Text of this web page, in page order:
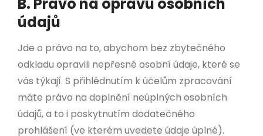
údajů
Jde o právo na to, abychom bez zbytečného
odkladu opravili nepřesné osobní údaje, které se
vás týkají. S přihlédnutím k účelům zpracování
máte právo na doplnění neúplných osobních
údajů, a to i poskytnutím dodatečného
prohlášení (ve kterém uvedete údaje úplné).